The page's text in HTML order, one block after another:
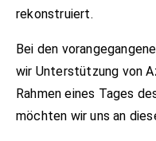
rekonstruiert.
Bei den
wir Unterstützung von
Rahmen eines Tages
möchten wir uns an